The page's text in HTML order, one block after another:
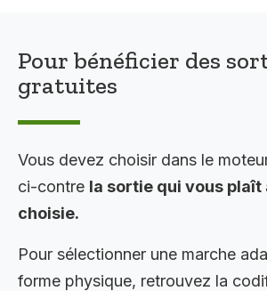
Pour bénéficier des
gratuites
Vous devez choisir dans le
ci-contre la sortie qui vous plaît
choisie.
Pour sélectionner une marche
forme physique, retrouvez la